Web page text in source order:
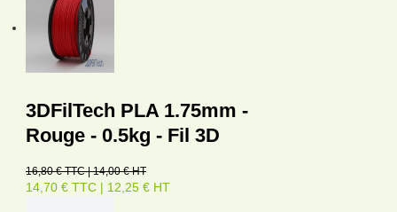
3DFilTech PLA 1.75mm -
Rouge - 0.5kg - Fil 3D
16,80 € TTC | 14,00 € HT
14,70 € TTC | 12,25 € HT